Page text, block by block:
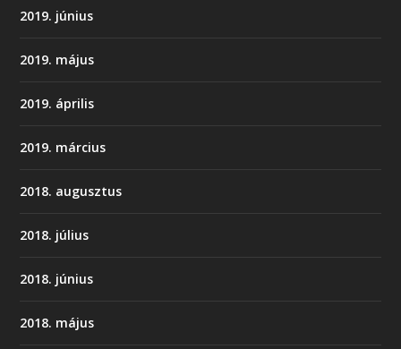
2019. június
2019. május
2019. április
2019. március
2018. augusztus
2018. július
2018. június
2018. május